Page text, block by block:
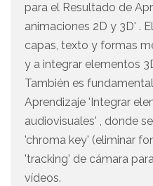
para el Resultado de
animaciones 2D y 3D' .
capas, texto y formas
y a integrar elementos
También es
Aprendizaje 'Integrar
audiovisuales' , donde
'chroma key' (eliminar
'tracking' de cámara
vídeos.